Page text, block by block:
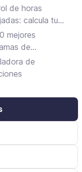
para fichar en el
de horas
calcula tu
laboral
mejores
de
gratuitos y
de